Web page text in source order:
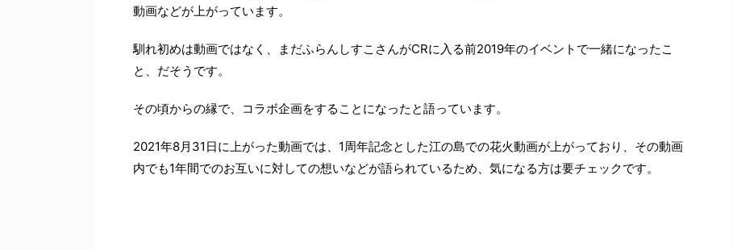
動画などが上がっています。
馴れ初めは動画ではなく、まだふらんしすこさんがCRに入る前2019年のイベントで一緒になったこ
と、だそうです。
その頃からの縁で、コラボ企画をすることになったと語っています。
2021年8月31日に上がった動画では、1周年記念とした江の島での花火動画が上がっており、その動画
内でも1年間でのお互いに対しての想いなどが語られているため、気になる方は要チェックです。